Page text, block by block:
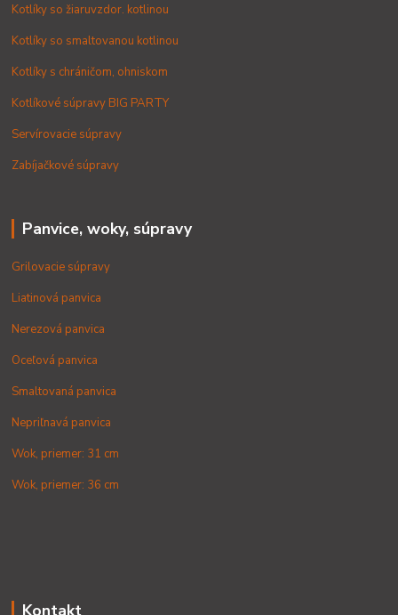
Kotlíky so žiaruvzdor. kotlinou
Kotlíky so smaltovanou kotlinou
Kotlíky s chráničom, ohniskom
Kotlíkové súpravy BIG PARTY
Servírovacie súpravy
Zabíjačkové súpravy
Panvice, woky, súpravy
Grilovacie súpravy
Liatinová panvica
Nerezová panvica
Oceľová panvica
Smaltovaná panvica
Nepriľnavá panvica
Wok, priemer: 31 cm
Wok, priemer: 36 cm
Kontakt